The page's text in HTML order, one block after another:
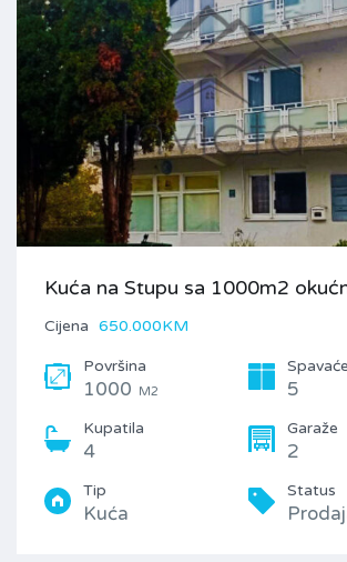
Kuća na Stupu sa 1000m2
Cijena 650.000KM
Površina
1000 M2 5
Kupatila
4
Garaže
2
Tip
Kuća
Status